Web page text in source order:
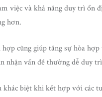
việc và khả năng duy trì
hơn.
cũng giúp tăng sự hòa
nhận vấn đề thường dễ duy
khác biệt khi kết hợp với các